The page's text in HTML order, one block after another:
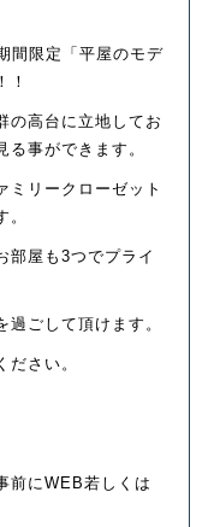
間限定「平屋のモデ
！
の高台に立地してお
事ができます。
ミリークローゼット
部屋も3つでプライ
ごして頂けます。
さい。
前にWEB若しくは